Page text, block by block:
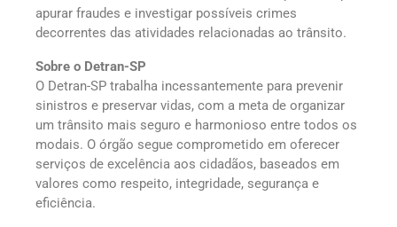
apurar fraudes e investigar possíveis crimes
decorrentes das atividades relacionadas ao trânsito.
Sobre o Detran-SP
O Detran-SP trabalha incessantemente para prevenir
sinistros e preservar vidas, com a meta de organizar
um trânsito mais seguro e harmonioso entre todos os
modais. O órgão segue comprometido em oferecer
serviços de excelência aos cidadãos, baseados em
valores como respeito, integridade, segurança e
eficiência.